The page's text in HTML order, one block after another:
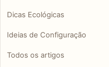
Dicas Ecológicas
Ideias de Configuração
Todos os artigos